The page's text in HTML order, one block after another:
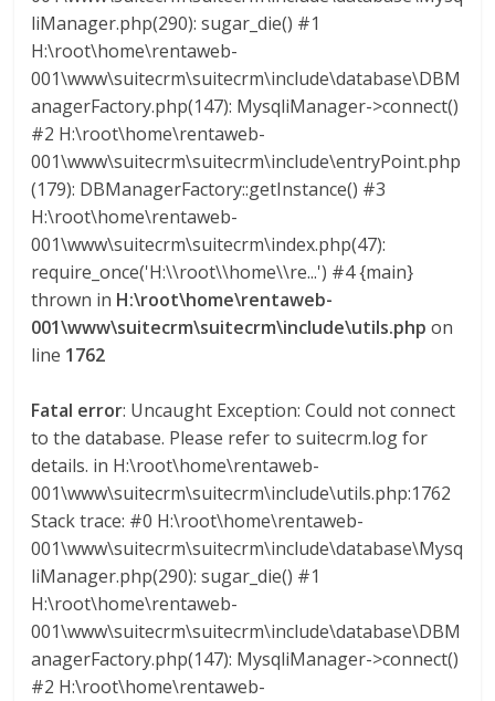
liManager.php(290): sugar_die() #1
H:\root\home\rentaweb-
001\www\suitecrm\suitecrm\include\database\DBM
anagerFactory.php(147): MysqliManager->connect()
#2 H:\root\home\rentaweb-
001\www\suitecrm\suitecrm\include\entryPoint.php
(179): DBManagerFactory::getInstance() #3
H:\root\home\rentaweb-
001\www\suitecrm\suitecrm\index.php(47):
require_once('H:\\root\\home\\re...') #4 {main}
thrown in H:\root\home\rentaweb-
001\www\suitecrm\suitecrm\include\utils.php on
line 1762
Fatal error: Uncaught Exception: Could not connect
to the database. Please refer to suitecrm.log for
details. in H:\root\home\rentaweb-
001\www\suitecrm\suitecrm\include\utils.php:1762
Stack trace: #0 H:\root\home\rentaweb-
001\www\suitecrm\suitecrm\include\database\Mysq
liManager.php(290): sugar_die() #1
H:\root\home\rentaweb-
001\www\suitecrm\suitecrm\include\database\DBM
anagerFactory.php(147): MysqliManager->connect()
#2 H:\root\home\rentaweb-